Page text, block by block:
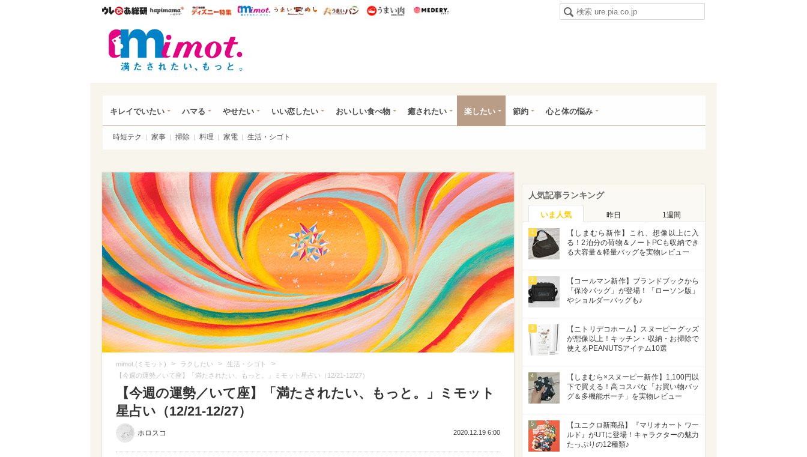
ウレぴあ総研ハピママ* ウレぴあ総研 ディズニー特集
mimot. うまいめし うまいパン うまい肉
キレイでいたい ハマる やせたい いい恋したい おいしい食べ物 癒されたい 楽したい 節約 心と体の悩み
時短テク 家事 掃除 料理 家電 生活・シゴト
mimot.(ミモット) > ラクしたい > 生活・シゴト >
【今週の運勢／いて座】「満たされたい、もっと。」ミモット星占い（12/21-12/27）
【今週の運勢／いて座】「満たされたい、もっと。」ミモット
星占い（12/21-12/27）
ホロスコ 2020.12.19 6:00
人気記事ランキング
いま人気 昨日 1週間
1
【しまむら新作】これ、想像以上に入
る！2泊分の荷物＆ノートPCも収納でき
る大容量＆軽量バッグを実物レビュー
2
【コールマン新作】ブランドブックから
「保冷バッグ」が登場！「ローソン版」
やショルダーバッグも♪
3
【ニトリデコホーム】スヌーピーグッズ
が想像以上！キッチン・収納・お掃除で
使えるPEANUTSアイテム10選
4
【しまむら×スヌーピー新作】1,100円以
下で買える！高コスパな「お買い物バッ
グ＆多機能ポーチ」を実物レビュー
5
【ユニクロ新商品】『マリオカート ワー
ルド』がUTに登場！キャラクターの魅力
たっぷりの12種類♪